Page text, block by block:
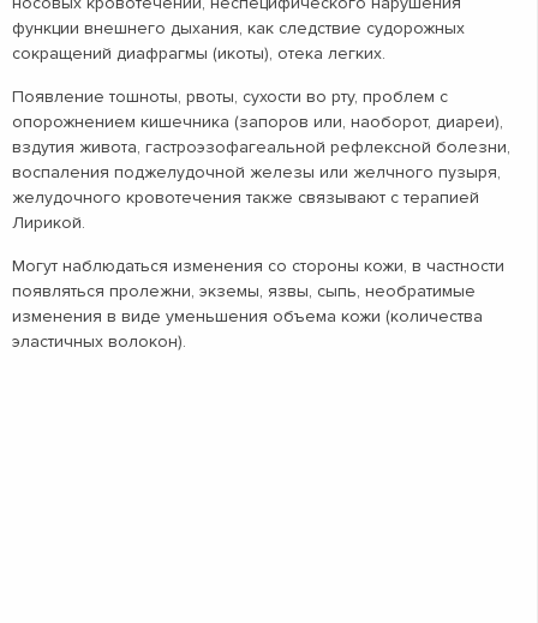
функции внешнего дыхания, как следствие судорожных
сокращений диафрагмы (икоты), отека легких.
Появление тошноты, рвоты, сухости во рту, проблем с
опорожнением кишечника (запоров или, наоборот, диареи),
вздутия живота, гастроэзофагеальной рефлексной болезни,
воспаления поджелудочной железы или желчного пузыря,
желудочного кровотечения также связывают с терапией
Лирикой.
Могут наблюдаться изменения со стороны кожи, в частности
появляться пролежни, экземы, язвы, сыпь, необратимые
изменения в виде уменьшения объема кожи (количества
эластичных волокон).